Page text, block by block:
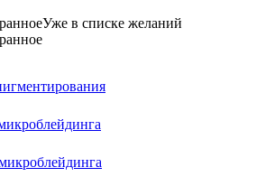
Уже в списке желаний